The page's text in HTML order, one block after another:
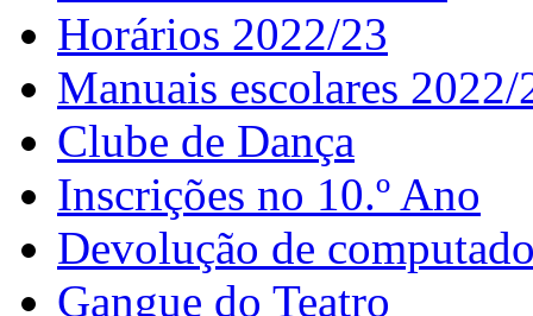
Horários 2022/23
Manuais escolares 2022/
Clube de Dança
Inscrições no 10.º Ano
Devolução de
Gangue do Teatro